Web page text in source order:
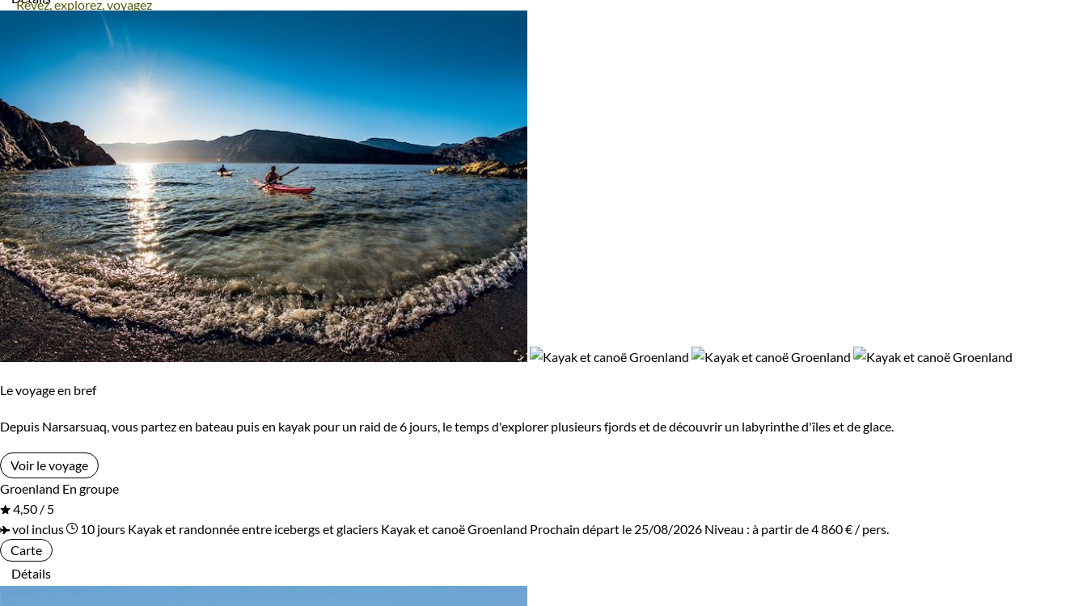
Rêvez, explorez, voyagez
Itinérant Semi-itinérant
Environnement
Forêts, collines, rivières et lacs
Montagne
Neige Terres Polaires
Le voyage en bref
Depuis Narsarsuaq, vous partez en bateau puis en kayak pour un raid de 6 jours, le temps d'explorer plusieurs fjords et de découvrir un labyrinthe d'îles et de glace.
Voir le voyage
Groenland En groupe
4,50 / 5
vol inclus
10 jours Kayak et randonnée entre icebergs et glaciers Kayak et canoë Groenland Prochain départ le 25/08/2026 Niveau : à partir de4 860 € / pers.
Carte
Détails